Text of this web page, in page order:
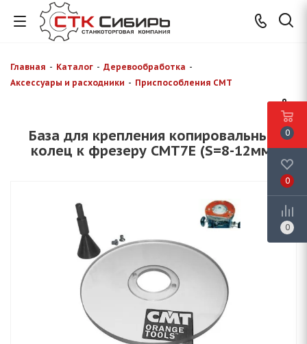
Главная - Каталог - Деревообработка -
Аксессуары и расходники - Приспособления CMT
База для крепления копировальных
колец к фрезеру СМТ7Е (S=8-12мм)
0
0
0